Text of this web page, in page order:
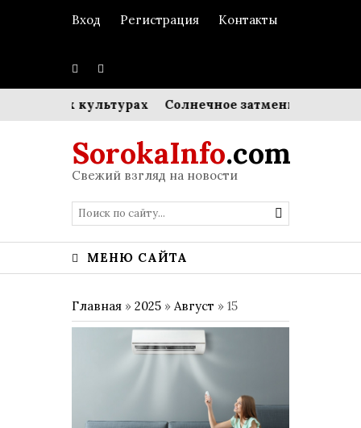
Вход Регистрация Контакты
культурах Солнечное затмение и
SorokaInfo.com
Свежий взгляд на новости
МЕНЮ САЙТА
Главная » 2025 » Август » 15